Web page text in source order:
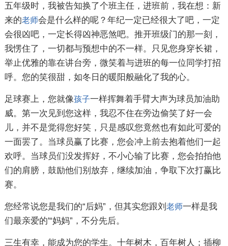
五年级时，我被告知换了个班主任，进班前，我在想：新
来的老师会是什么样的呢？年纪一定已经很大了吧，一定
会很凶吧，一定长得凶神恶煞吧。推开班级门的那一刻，
我愣住了，一切都与预想中的不一样。只见您身穿长裙，
举止优雅的靠在讲台旁，微笑着与进班的每一位同学打招
呼。您的笑很甜，如冬日的暖阳般融化了我的心。
足球赛上，您就像孩子一样挥舞着手臂大声为球员加油助
威。第一次见到您这样，我忍不住在旁边偷笑了好一会
儿，并不是觉得您好笑，只是感叹您竟然也有如此可爱的
一面罢了。当球员赢了比赛，您会冲上前去抱着他们一起
欢呼。当球员们没发挥好，不小心输了比赛，您会拍拍他
们的肩膀，鼓励他们别放弃，继续加油，争取下次打赢比
赛。
您经常说您是我们的“后妈”，但其实您跟刘 老师一样是我
们最亲爱的'“妈妈”，不分先后。
三生有幸，能成为您的学生。十年树木，百年树人；插柳